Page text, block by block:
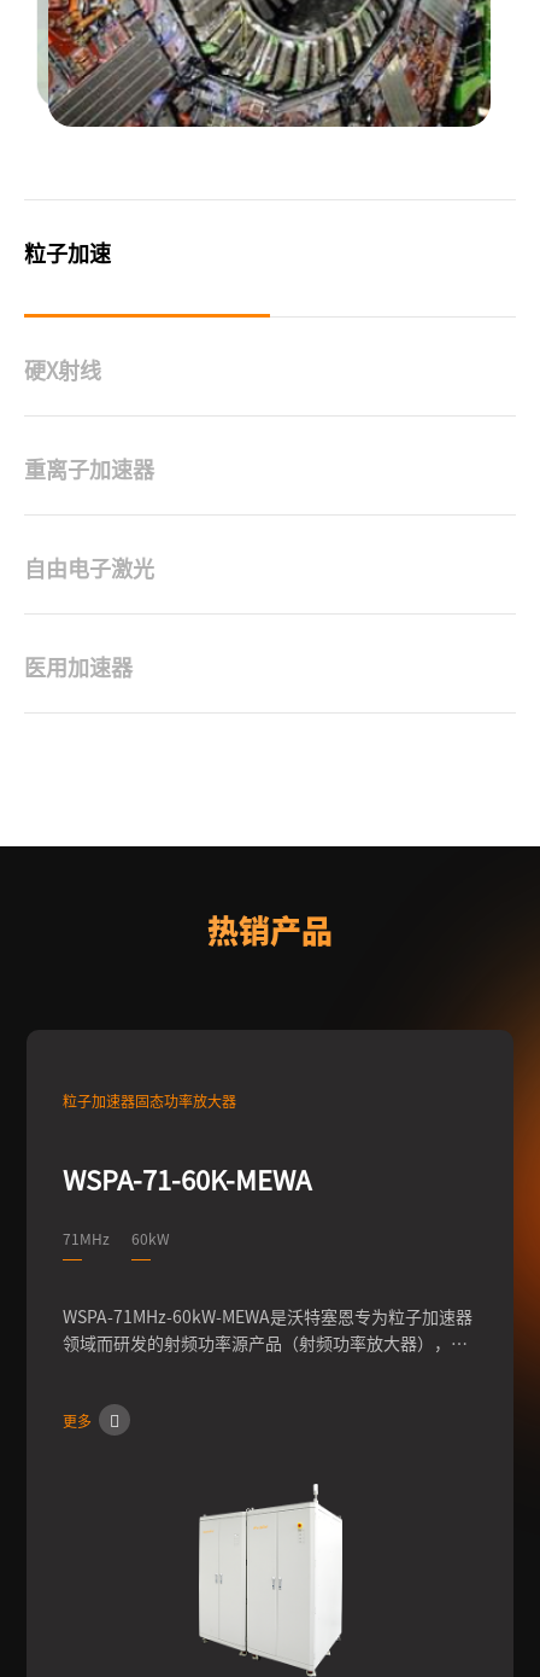
粒子加速
硬X射线
重离子加速器
自由电子激光
医用加速器
热销产品
粒子加速器固态功率放大器
WSPA-71-60K-MEWA
71MHz 60kW
WSPA-71MHz-60kW-MEWA是沃特塞恩专为粒子加速器
领域而研发的射频功率源产品（射频功率放大器），此
节，同时具有经过内部硬件、软件反馈控制，进一步提
更多